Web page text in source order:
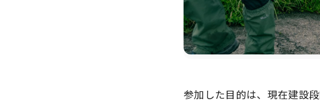
参加した目的は、現在建設